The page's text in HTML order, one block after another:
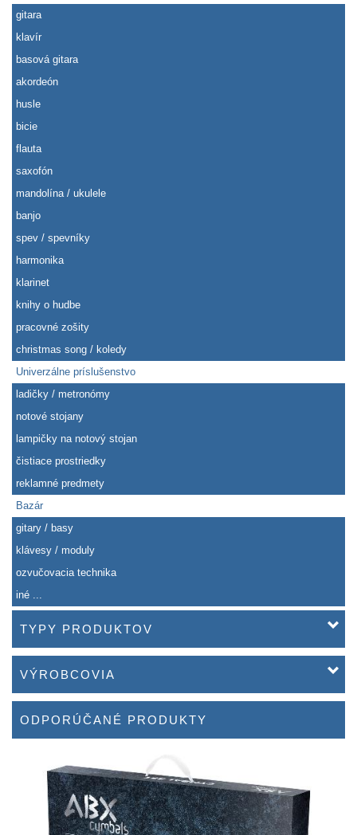
gitara
klavír
basová gitara
akordeón
husle
bicie
flauta
saxofón
mandolína / ukulele
banjo
spev / spevníky
harmonika
klarinet
knihy o hudbe
pracovné zošity
christmas song / koledy
Univerzálne príslušenstvo
ladičky / metronómy
notové stojany
lampičky na notový stojan
čistiace prostriedky
reklamné predmety
Bazár
gitary / basy
klávesy / moduly
ozvučovacia technika
iné ...
TYPY PRODUKTOV
VÝROBCOVIA
ODPORÚČANÉ PRODUKTY